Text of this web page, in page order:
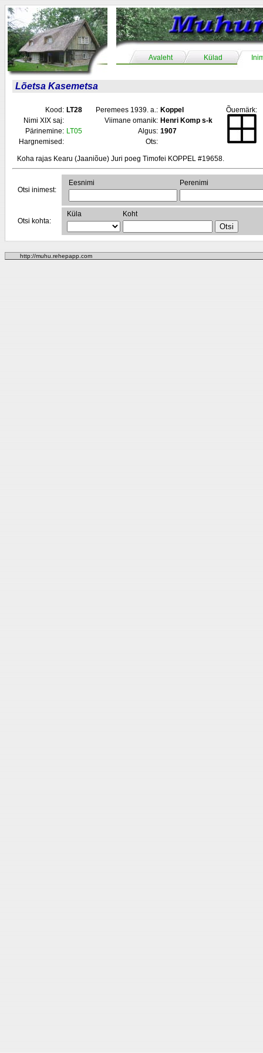
Avaleht Külad
Lõetsa Kasemetsa
Kood: LT28 Peremees 1939. a.: Koppel
Õuemärk:
Nimi XIX saj:
Viimane omanik: Henri Komp s-k
Pärinemine: LT05 Algus: 1907
Hargnemised:
Ots:
Koha rajas Kearu (Jaaniõue) Juri poeg Timofei KOPPEL #19658.
Otsi inimest:
Eesnimi Perenimi
Otsi kohta:
Küla Koht
http://muhu.rehepapp.com